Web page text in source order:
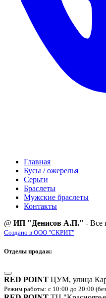
Главная
Бусы / ожерелья
Серьги
Браслеты
Мужские браслеты
Контакты
@ ИП "Денисов А.П." - Все
Создано в ООО "СКРИТ"
Отделы продаж:
RED POINT ЦУМ, улица
Режим работы: с 10:00 до 20:00